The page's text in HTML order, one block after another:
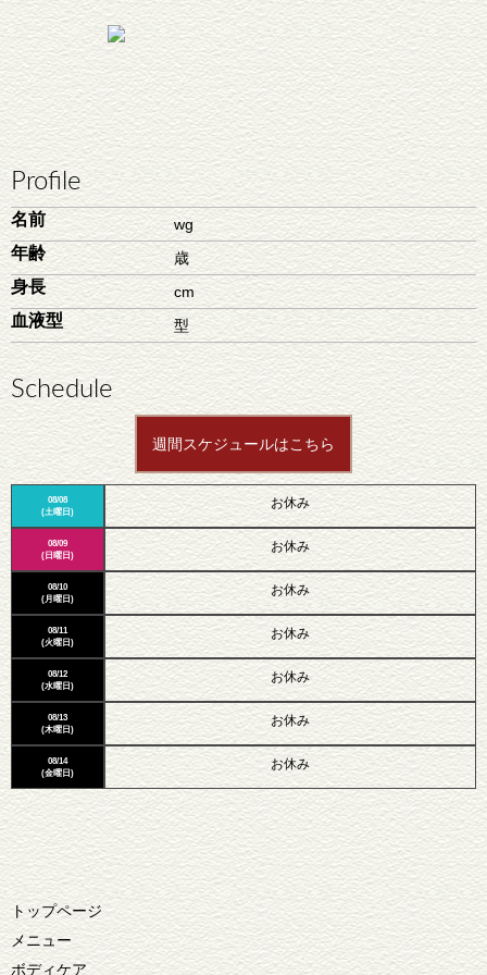
Profile
名前 wg
年齢 歳
身長 cm
血液型 型
Schedule
週間スケジュールはこちら
08/08
(土曜日)
08/09
(日曜日)
08/10
(月曜日)
08/11
(火曜日)
08/12
(水曜日)
08/13
(木曜日)
08/14
(金曜日)
お休み
お休み
お休み
お休み
お休み
お休み
お休み
トップページ
メニュー
ボディケア